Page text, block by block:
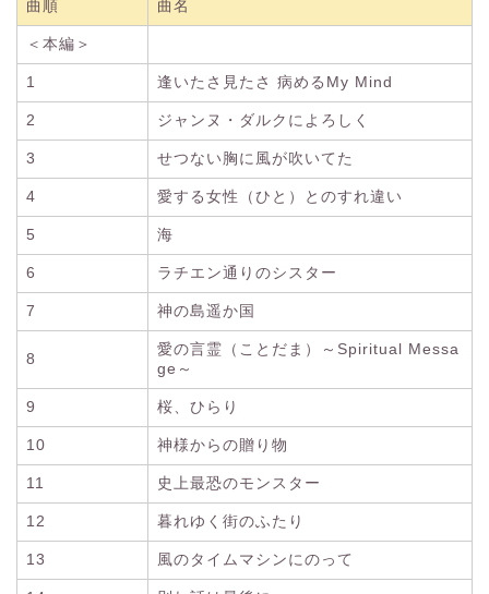
曲順 曲名
＜本編＞
1 逢いたさ見たさ 病めるMy Mind
2 ジャンヌ・ダルクによろしく
3 せつない胸に風が吹いてた
4 愛する女性（ひと）とのすれ違い
5 海
6 ラチエン通りのシスター
7 神の島遥か国
8
愛の言霊（ことだま）～Spiritual Messa
ge～
9 桜、ひらり
10 神様からの贈り物
11 史上最恐のモンスター
12 暮れゆく街のふたり
13 風のタイムマシンにのって